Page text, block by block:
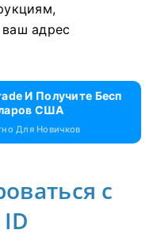
адрес
И Получите Бесп
США
Для Новичков
с